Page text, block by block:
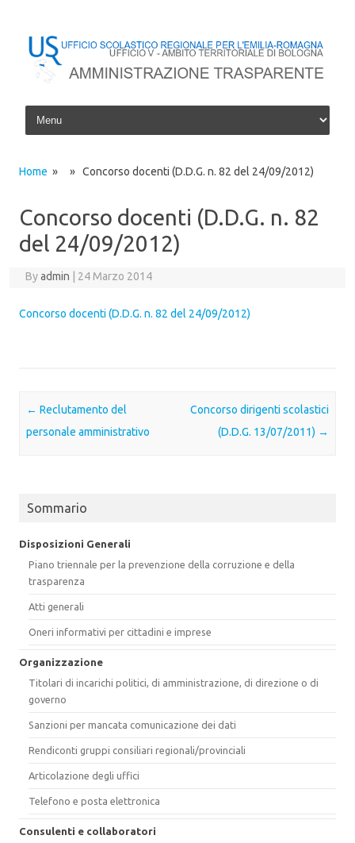
Skip to content
Home » » Concorso docenti (D.D.G. n. 82 del 24/09/2012)
Concorso docenti (D.D.G. n. 82
del 24/09/2012)
Byadmin 24 Marzo 2014
Concorso docenti (D.D.G. n. 82 del 24/09/2012)
Post navigation
← Reclutamento del
personale amministrativo
Concorso dirigenti scolastici
(D.D.G. 13/07/2011) →
Sommario
Disposizioni Generali
Piano triennale per la prevenzione della corruzione e della
trasparenza
Atti generali
Oneri informativi per cittadini e imprese
Organizzazione
Titolari di incarichi politici, di amministrazione, di direzione o di
governo
Sanzioni per mancata comunicazione dei dati
Rendiconti gruppi consiliari regionali/provinciali
Articolazione degli uffici
Telefono e posta elettronica
Consulenti e collaboratori